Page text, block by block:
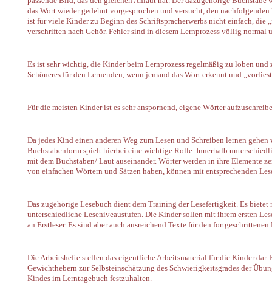
das Wort wieder gedehnt vorgesprochen und versucht, den
ist für viele Kinder zu Beginn des Schriftspracherwerbs nicht einfach,
verschriften nach Gehör. Fehler sind in diesem Lernprozess völlig
Es ist sehr wichtig, die Kinder beim Lernprozess regelmäßig zu loben
Schöneres für den Lernenden, wenn jemand das Wort erkennt und
Für die meisten Kinder ist es sehr anspornend, eigene Wörter
Da jedes Kind einen anderen Weg zum Lesen und Schreiben lernen
Buchstabenform spielt hierbei eine wichtige Rolle. Innerhalb
mit dem Buchstaben/ Laut auseinander. Wörter werden in ihre Elemente
von einfachen Wörtern und Sätzen haben, können mit entsprechenden
Das zugehörige Lesebuch dient dem Training der Lesefertigkeit. Es
unterschiedliche Leseniveaustufen. Die Kinder sollen mit ihrem ersten
an Erstleser. Es sind aber auch ausreichend Texte für den fortgeschrittenen
Die Arbeitshefte stellen das eigentliche Arbeitsmaterial für die Kinder
Gewichthebern zur Selbsteinschätzung des Schwierigkeitsgrades der
Kindes im Lerntagebuch festzuhalten.